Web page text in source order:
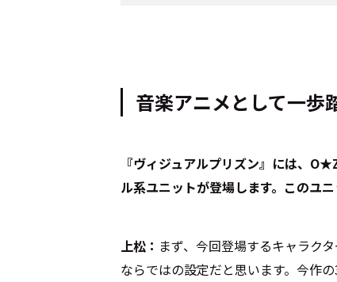
音楽アニメとして一歩
――『ヴィジュアルプリズン』には、
ル系ユニットが登場します。このユ
上松： まず、今回登場するキャラク
ならではの設定だと思います。今作